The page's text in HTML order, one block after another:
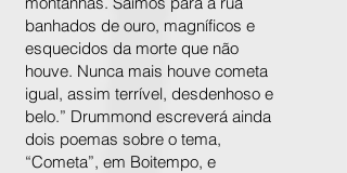
banhados de ouro, magníficos e
esquecidos da morte que não
houve. Nunca mais houve cometa
igual, assim terrível, desdenhoso e
belo.” Drummond escreverá ainda
dois poemas sobre o tema,
“Cometa”, em Boitempo, e